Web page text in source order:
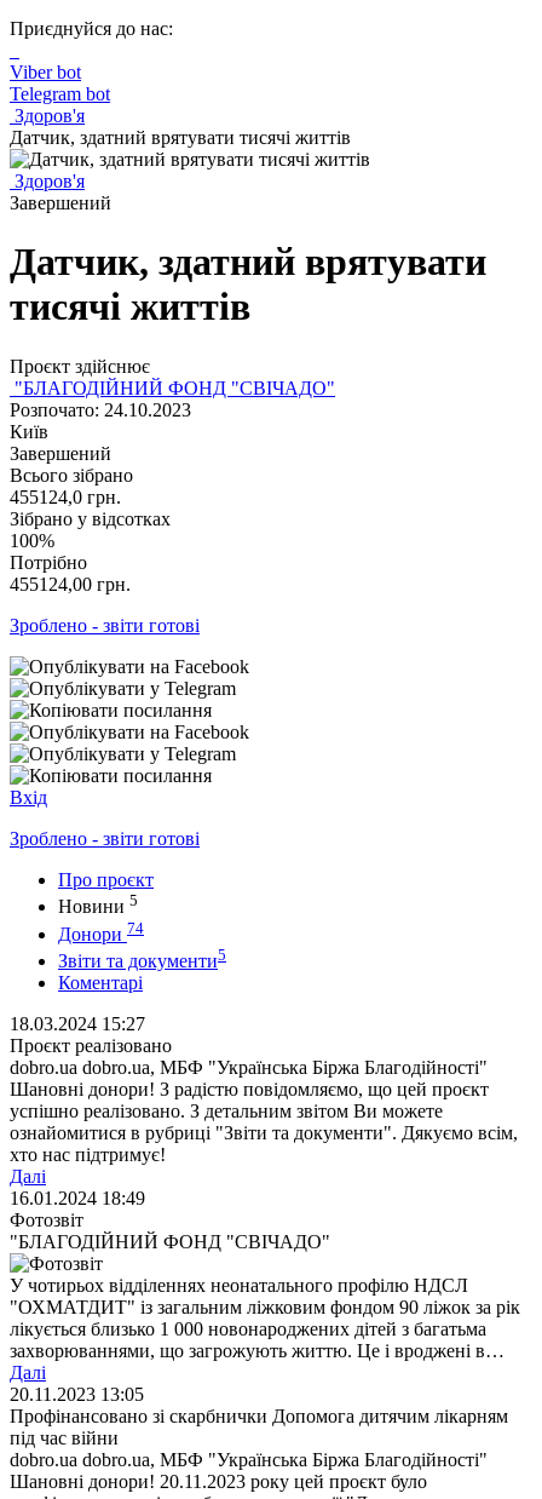
Приєднуйся до нас:
Viber bot
Telegram bot
Здоров'я
Датчик, здатний врятувати тисячі життів
Здоров'я
Завершений
Датчик, здатний врятувати
тисячі життів
Проєкт здійснює
"БЛАГОДІЙНИЙ ФОНД "СВІЧАДО"
Розпочато: 24.10.2023
Київ
Завершений
Всього зібрано
455124,0 грн.
Зібрано у відсотках
100%
Потрібно
455124,00 грн.
Зроблено - звіти готові
Вхід
Зроблено - звіти готові
Про проєкт
Новини 5
Донори 74
Звіти та документи5
Коментарі
18.03.2024 15:27
Проєкт реалізовано
dobro.ua dobro.ua, МБФ "Українська Біржа Благодійності"
Шановні донори! З радістю повідомляємо, що цей проєкт
успішно реалізовано. З детальним звітом Ви можете
ознайомитися в рубриці "Звіти та документи". Дякуємо всім,
хто нас підтримує!
Далі
16.01.2024 18:49
Фотозвіт
"БЛАГОДІЙНИЙ ФОНД "СВІЧАДО"
У чотирьох відділеннях неонатального профілю НДСЛ
"ОХМАТДИТ" із загальним ліжковим фондом 90 ліжок за рік
лікується близько 1 000 новонароджених дітей з багатьма
захворюваннями, що загрожують життю. Це і вроджені в…
Далі
20.11.2023 13:05
Профінансовано зі скарбнички Допомога дитячим лікарням
під час війни
dobro.ua dobro.ua, МБФ "Українська Біржа Благодійності"
Шановні донори! 20.11.2023 року цей проєкт було